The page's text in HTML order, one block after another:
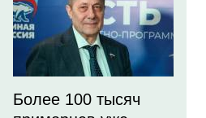
Более 100 тысяч